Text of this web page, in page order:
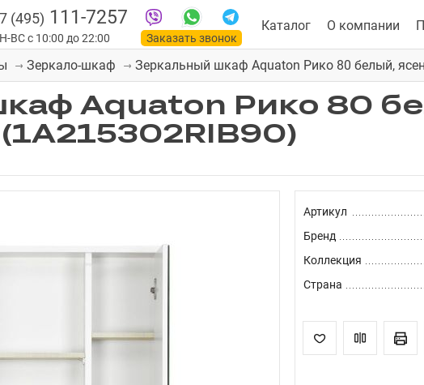
(495) 111-7257
ВС с 10:00 до 22:00
Заказать звонок
Каталог О компании
Зеркало-шкаф Зеркальный шкаф Aquaton Рико 80 белый,
Aquaton Рико 80
Артикул
Бренд
Коллекция
Страна